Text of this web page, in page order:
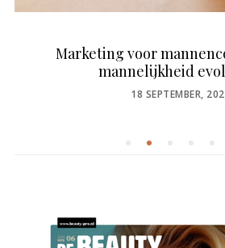
Marketing voor
mannelijkheid
POSTED
18 SEPTEMBER,